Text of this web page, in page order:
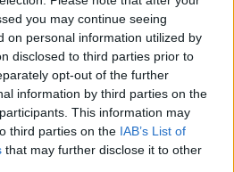
you may continue seeing
on personal information utilized by
disclosed to third parties prior to
opt-out of the further
information by third parties on the
This information may
third parties on the IAB’s List of
that may further disclose it to other